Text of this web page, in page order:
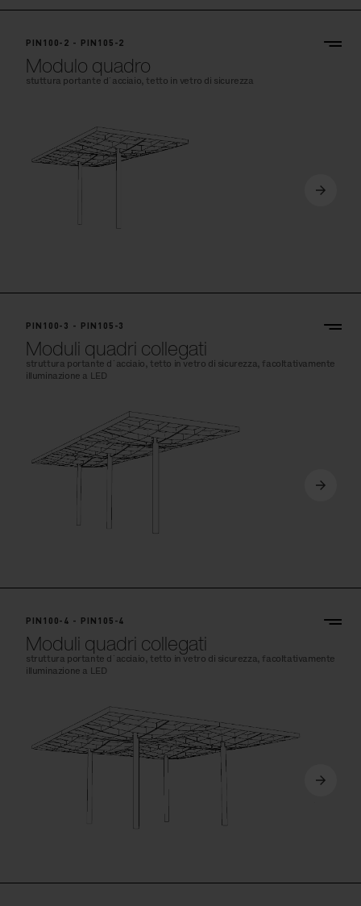
PIN100-2 - PIN105-2
Modulo quadro
stuttura portante d´acciaio, tetto in vetro di sicurezza
PIN100-3 - PIN105-3
Moduli quadri collegati
struttura portante d´acciaio, tetto in vetro di sicurezza, facoltativamente
illuminazione a LED
PIN100-4 - PIN105-4
Moduli quadri collegati
struttura portante d´acciaio, tetto in vetro di sicurezza, facoltativamente
illuminazione a LED